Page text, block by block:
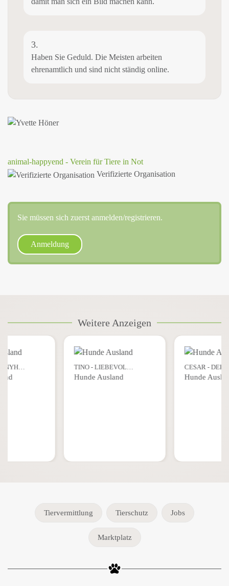
3.
Haben Sie Geduld. Die Meisten arbeiten
ehrenamtlich und sind nicht ständig online.
animal-happyend - Verein für Tiere in Not
Verifizierte Organisation
Sie müssen sich zuerst anmelden/registrieren.
Anmeldung
Weitere Anzeigen
TINO - LIEBEVOL…
Hunde Ausland
CESAR - DER
Hunde
Tiervermittlung Tierschutz Jobs
Marktplatz